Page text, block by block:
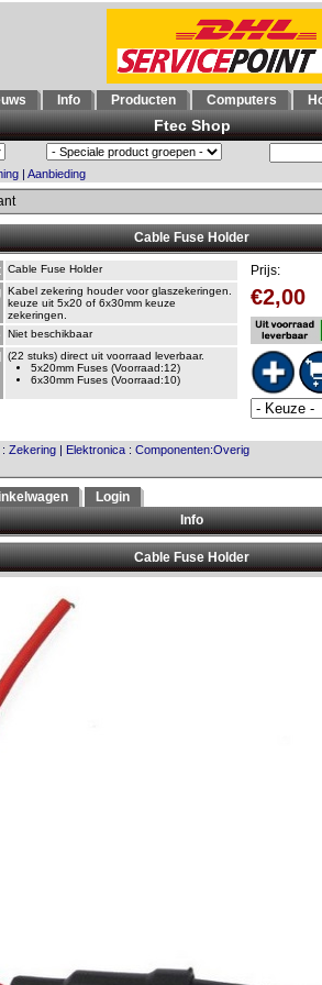
Info Producten Computers
Ftec Shop
| Aanbieding
Cable Fuse Holder
Cable Fuse Holder
Kabel zekering houder voor glaszekeringen.
keuze uit 5x20 of 6x30mm keuze
zekeringen.
Niet beschikbaar
(22 stuks) direct uit voorraad leverbaar.
5x20mm Fuses (Voorraad:12)
6x30mm Fuses (Voorraad:10)
Prijs:
€2,00
: Zekering | Elektronica : Componenten:Overig
Login
Info